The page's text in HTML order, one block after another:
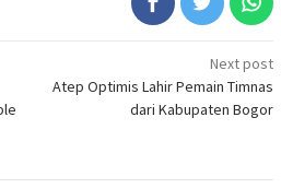
Next post
Atep Optimis Lahir Pemain Timnas
dari Kabupaten Bogor